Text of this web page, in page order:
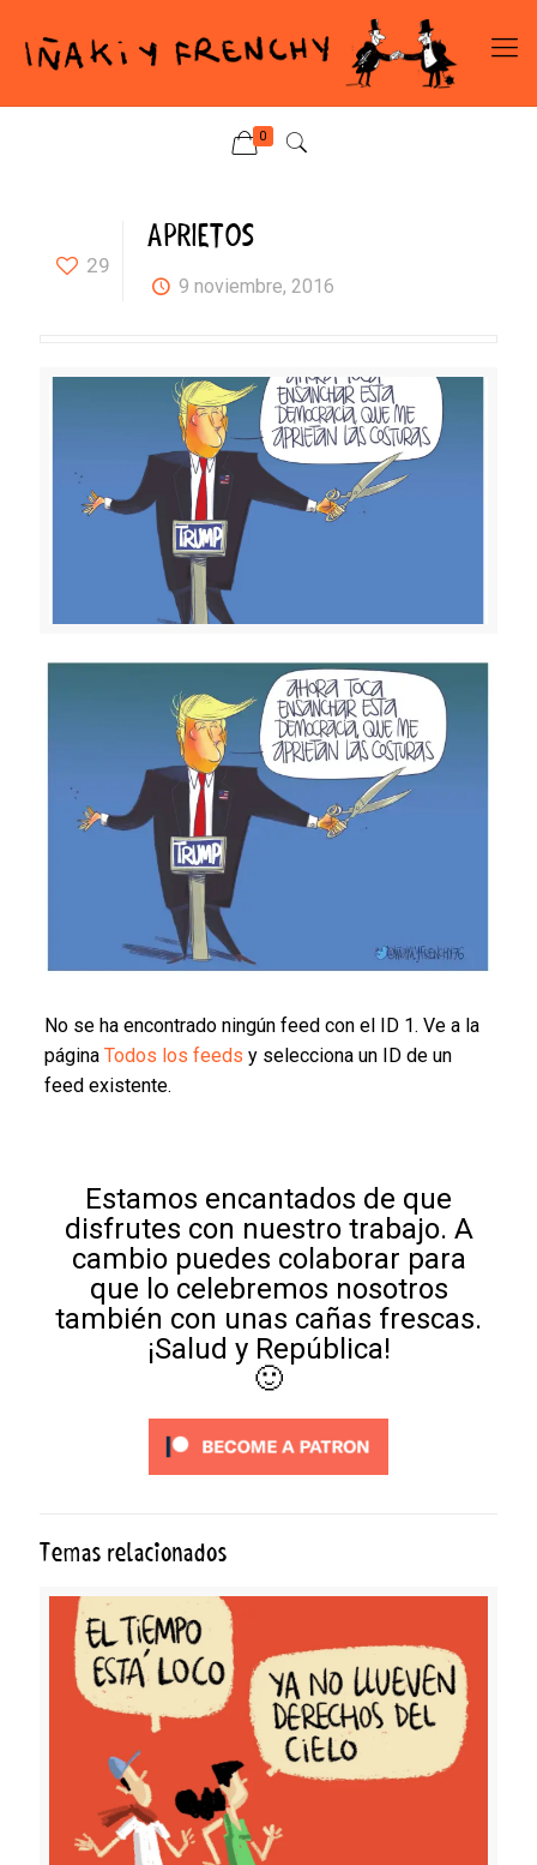
0
29
APRIETOS
9 noviembre, 2016
No se ha encontrado ningún feed con el ID 1. Ve a la
página Todos los feeds y selecciona un ID de un
feed existente.
Estamos encantados de que
disfrutes con nuestro trabajo. A
cambio puedes colaborar para
que lo celebremos nosotros
también con unas cañas frescas.
¡Salud y República!
🙂
Temas relacionados